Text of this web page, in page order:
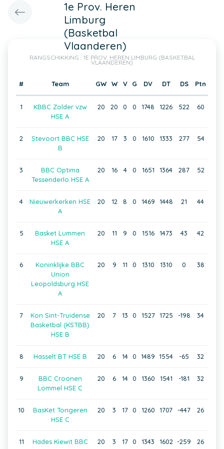
1e Prov. Heren
Limburg
(Basketbal
Vlaanderen)
RANGSCHIKKING : 1E PROV. HEREN LIMBURG (BASKETBAL
VLAANDEREN)
# Team GW W V G DV DT DS Ptn
1
KBBC Zolder vzw
HSE A
20 20 0 0 1748 1226 522 60
2
Stevoort BBC HSE
B
20 17 3 0 1610 1333 277 54
3
BBC Optima
Tessenderlo HSE A
20 16 4 0 1651 1364 287 52
4
Nieuwerkerken HSE
A
20 12 8 0 1469 1448 21 44
5
Basket Lummen
HSE A
20 11 9 0 1516 1473 43 42
6
Koninklijke BBC
Union
Leopoldsburg HSE
A
20 9 11 0 1310 1310 0 38
7
Kon Sint-Truidense
Basketbal (KSTBB)
HSE B
20 7 13 0 1527 1725 -198 34
8 Hasselt BT HSE B 20 6 14 0 1489 1554 -65 32
9
BBC Croonen
Lommel HSE C
20 6 14 0 1360 1541 -181 32
10
BasKet Tongeren
HSE C
20 3 17 0 1260 1707 -447 26
11
Hades Kiewit BBC
20 3 17 0 1343 1602 -259 26